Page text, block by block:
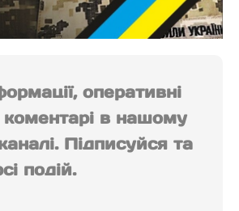
оперативні
в нашому
Підписуйся та
подій.